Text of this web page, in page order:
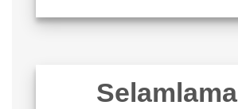
Selamlama